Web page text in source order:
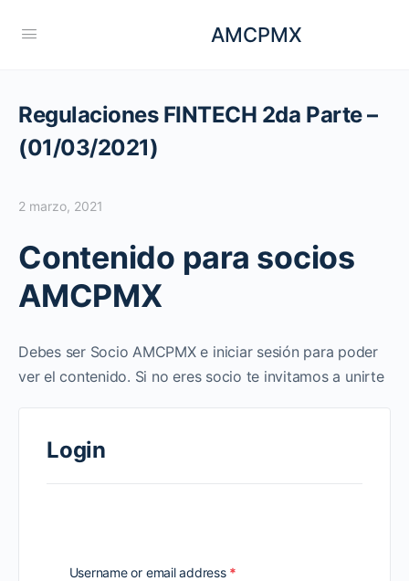
AMCPMX
Regulaciones FINTECH 2da Parte –
(01/03/2021)
2 marzo, 2021
Contenido para socios
AMCPMX
Debes ser Socio AMCPMX e iniciar sesión para poder
ver el contenido. Si no eres socio te invitamos a unirte
Login
Username or email address *